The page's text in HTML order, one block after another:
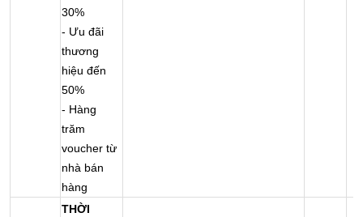
30%
- Ưu đãi
thương
hiệu đến
50%
- Hàng
trăm
voucher từ
nhà bán
hàng
THỜI